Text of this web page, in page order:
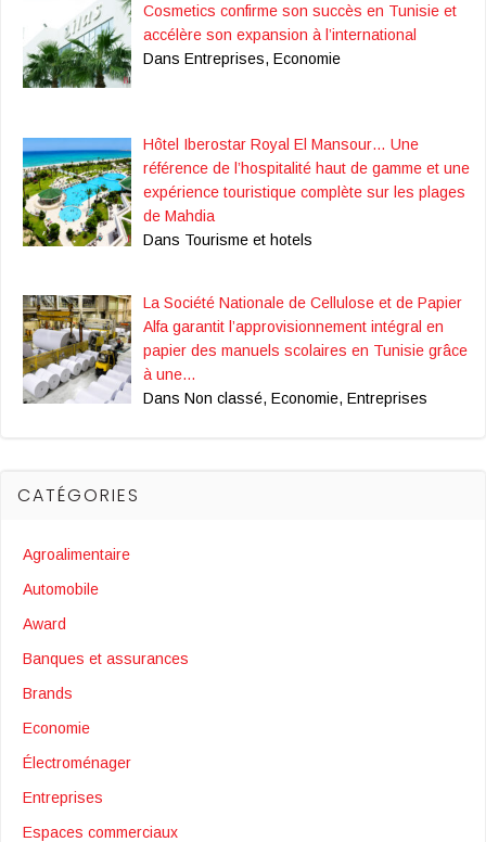
Cosmetics confirme son succès en Tunisie et
accélère son expansion à l’international
Dans Entreprises, Economie
Hôtel Iberostar Royal El Mansour… Une
référence de l’hospitalité haut de gamme et une
expérience touristique complète sur les plages
de Mahdia
Dans Tourisme et hotels
La Société Nationale de Cellulose et de Papier
Alfa garantit l’approvisionnement intégral en
papier des manuels scolaires en Tunisie grâce
à une…
Dans Non classé, Economie, Entreprises
CATÉGORIES
Agroalimentaire
Automobile
Award
Banques et assurances
Brands
Economie
Électroménager
Entreprises
Espaces commerciaux